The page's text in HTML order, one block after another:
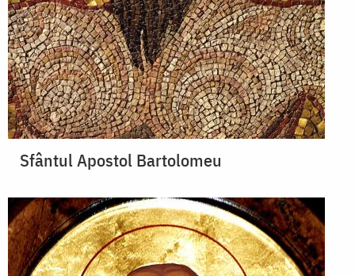
Sfântul Apostol Bartolomeu